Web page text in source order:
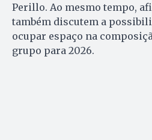
Perillo. Ao mesmo tempo,
também discutem a
ocupar espaço na
grupo para 2026.